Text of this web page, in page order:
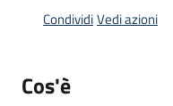
famiglie
Informazioni
CondividiVedi azioni
Cos'è